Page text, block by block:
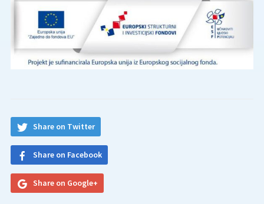
Share on Twitter
Share on Facebook
Share on Google+